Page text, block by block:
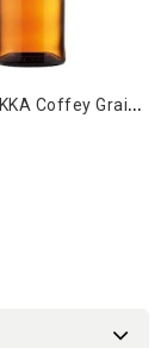
W
HISKY NIKKA Coffey Grain (single grain)